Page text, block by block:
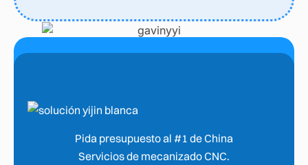
Pida presupuesto al #1 de China
Servicios de mecanizado CNC.